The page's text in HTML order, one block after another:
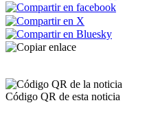
Código QR de esta noticia